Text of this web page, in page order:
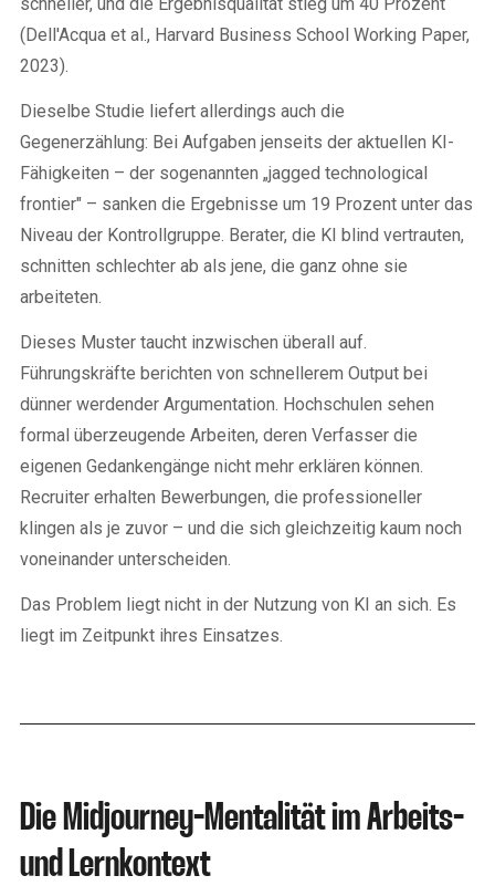
(Dell'Acqua et al., Harvard Business School Working Paper,
2023).
Dieselbe Studie liefert allerdings auch die
Gegenerzählung: Bei Aufgaben jenseits der aktuellen KI-
Fähigkeiten – der sogenannten „jagged technological
frontier" – sanken die Ergebnisse um 19 Prozent unter das
Niveau der Kontrollgruppe. Berater, die KI blind vertrauten,
schnitten schlechter ab als jene, die ganz ohne sie
arbeiteten.
Dieses Muster taucht inzwischen überall auf.
Führungskräfte berichten von schnellerem Output bei
dünner werdender Argumentation. Hochschulen sehen
formal überzeugende Arbeiten, deren Verfasser die
eigenen Gedankengänge nicht mehr erklären können.
Recruiter erhalten Bewerbungen, die professioneller
klingen als je zuvor – und die sich gleichzeitig kaum noch
voneinander unterscheiden.
Das Problem liegt nicht in der Nutzung von KI an sich. Es
liegt im Zeitpunkt ihres Einsatzes.
Die Midjourney-Mentalität im Arbeits-
und Lernkontext